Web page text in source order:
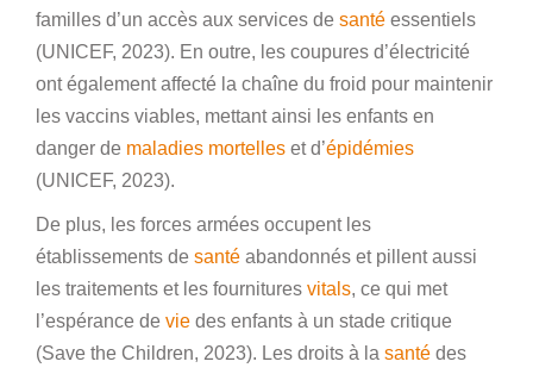
familles d’un accès aux services de santé essentiels
(UNICEF, 2023). En outre, les coupures d’électricité
ont également affecté la chaîne du froid pour maintenir
les vaccins viables, mettant ainsi les enfants en
danger de maladies mortelles et d’épidémies
(UNICEF, 2023).
De plus, les forces armées occupent les
établissements de santé abandonnés et pillent aussi
les traitements et les fournitures vitals, ce qui met
l’espérance de vie des enfants à un stade critique
(Save the Children, 2023). Les droits à la santé des